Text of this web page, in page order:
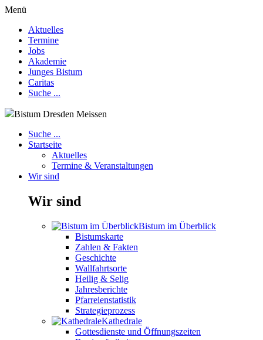
Menü
Aktuelles
Termine
Jobs
Akademie
Junges Bistum
Caritas
Suche ...
Bistum Dresden Meissen
Suche ...
Startseite
Aktuelles
Termine & Veranstaltungen
Wir sind
Wir sind
Bistum im Überblick
Bistumskarte
Zahlen & Fakten
Geschichte
Wallfahrtsorte
Heilig & Selig
Jahresberichte
Pfarreienstatistik
Strategieprozess
Kathedrale
Gottesdienste und Öffnungszeiten